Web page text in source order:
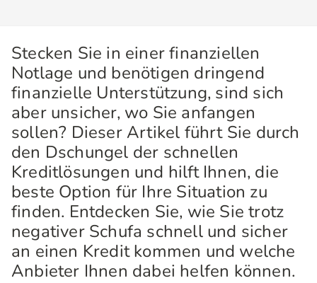
Stecken Sie in einer finanziellen
Notlage und benötigen dringend
finanzielle Unterstützung, sind sich
aber unsicher, wo Sie anfangen
sollen? Dieser Artikel führt Sie durch
den Dschungel der schnellen
Kreditlösungen und hilft Ihnen, die
beste Option für Ihre Situation zu
finden. Entdecken Sie, wie Sie trotz
negativer Schufa schnell und sicher
an einen Kredit kommen und welche
Anbieter Ihnen dabei helfen können.